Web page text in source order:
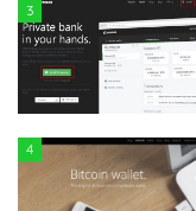
3
4